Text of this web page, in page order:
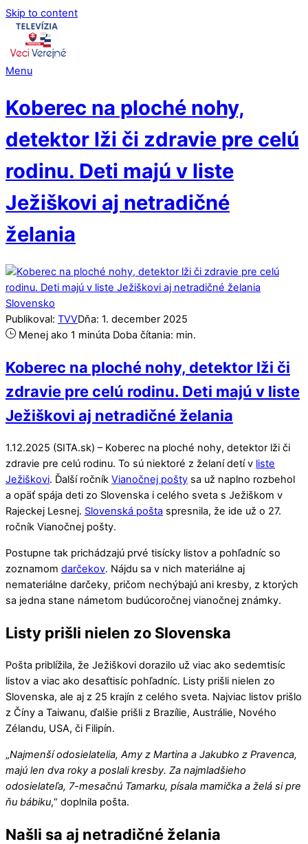
Skip to content
Menu
Koberec na ploché nohy,
detektor lži či zdravie pre celú
rodinu. Deti majú v liste
Ježiškovi aj netradičné
želania
Slovensko
Publikoval: TVVDňa: 1. december 2025
Menej ako 1 minúta Doba čítania: min.
Koberec na ploché nohy, detektor lži či
zdravie pre celú rodinu. Deti majú v liste
Ježiškovi aj netradičné želania
1.12.2025 (SITA.sk) – Koberec na ploché nohy, detektor lži či
zdravie pre celú rodinu. To sú niektoré z želaní detí v liste
Ježiškovi. Ďalší ročník Vianočnej pošty sa už naplno rozbehol
a opäť spája deti zo Slovenska i celého sveta s Ježiškom v
Rajeckej Lesnej. Slovenská pošta spresnila, že ide už o 27.
ročník Vianočnej pošty.
Postupne tak prichádzajú prvé tisícky listov a pohľadníc so
zoznamom darčekov. Nájdu sa v nich materiálne aj
nemateriálne darčeky, pričom nechýbajú ani kresby, z ktorých
sa jedna stane námetom budúcoročnej vianočnej známky.
Listy prišli nielen zo Slovenska
Pošta priblížila, že Ježiškovi dorazilo už viac ako sedemtisíc
listov a viac ako desaťtisíc pohľadníc. Listy prišli nielen zo
Slovenska, ale aj z 25 krajín z celého sveta. Najviac listov prišlo
z Číny a Taiwanu, ďalšie prišli z Brazílie, Austrálie, Nového
Zélandu, USA, či Filipín.
„Najmenší odosielatelia, Amy z Martina a Jakubko z Pravenca,
majú len dva roky a poslali kresby. Za najmladšieho
odosielateľa, 7-mesačnú Tamarku, písala mamička a želá si pre
ňu bábiku,“ doplnila pošta.
Našli sa aj netradičné želania